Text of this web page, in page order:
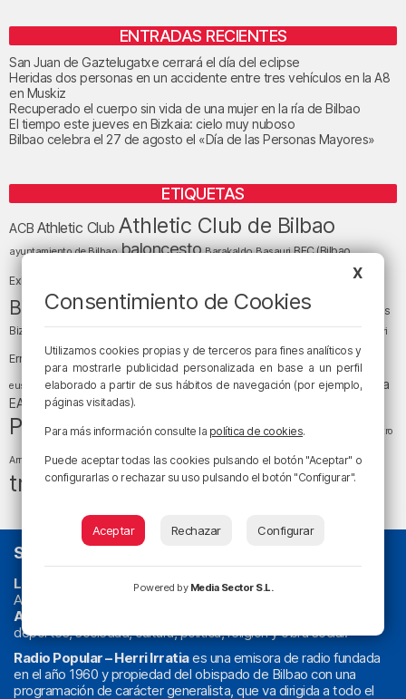
ENTRADAS RECIENTES
San Juan de Gaztelugatxe cerrará el día del eclipse
Heridas dos personas en un accidente entre tres vehículos en la A8
en Muskiz
Recuperado el cuerpo sin vida de una mujer en la ría de Bilbao
El tiempo este jueves en Bizkaia: cielo muy nuboso
Bilbao celebra el 27 de agosto el «Día de las Personas Mayores»
ETIQUETAS
ACB Athletic Club Athletic Club de Bilbao
ayuntamiento de Bilbao baloncesto Barakaldo Basauri BEC (Bilbao
Exhibition Center) Bizkaia
Bizkaia y sus comarcas Copa del Rey cultura
Cáritas
Bizkaia
Deusto Diócesis de Bilbao Egunon Bizkaia el tiempo Enkarterri
Ernesto Valverde Ertzaintza Euskadi (País Vasco)
euskera fiestas fútbol Gobierno vasco juanma jubera LaLiga LaLiga
EA Sports Liga Endesa
Política religión San Mamés sociedadsucesos Teatro
Arriaga tiempotiempo atmosféricotráfico
tráfico en Bizkaia
SOBRE NOSOTROS
La radio sin cadenas. Desde 1960 haciendo radio en Bilbao.
Actualidad y
Athletic
deportes, sociedad, cultura, política, religión y obra social.
Radio Popular – Herri Irratiaes una emisora de radio fundada
en el año 1960 y propiedad del obispado de Bilbao con una
programación de carácter generalista, que va dirigida a todo el
X
Consentimiento de Cookies
Utilizamos cookies propias y de terceros para fines analíticos y
para mostrarle publicidad personalizada en base a un perfil
elaborado a partir de sus hábitos de navegación (por ejemplo,
páginas visitadas).
Para más información consulte la política de cookies.
Puede aceptar todas las cookies pulsando el botón "Aceptar" o
configurarlas o rechazar su uso pulsando el botón "Configurar".
Aceptar Rechazar Configurar
Powered by Media Sector S.L.